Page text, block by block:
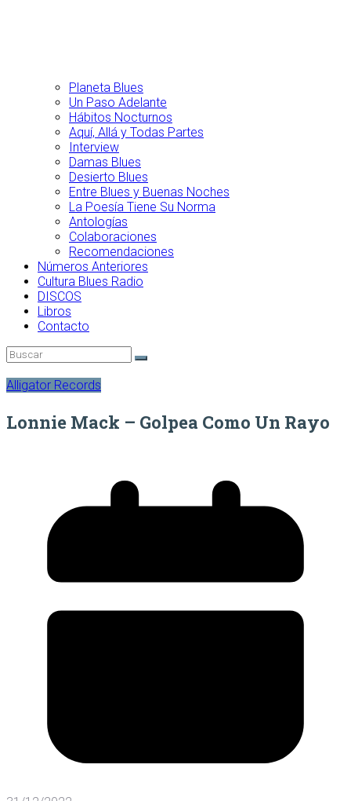
Planeta Blues
Un Paso Adelante
Hábitos Nocturnos
Aquí, Allá y Todas Partes
Interview
Damas Blues
Desierto Blues
Entre Blues y Buenas Noches
La Poesía Tiene Su Norma
Antologías
Colaboraciones
Recomendaciones
Números Anteriores
Cultura Blues Radio
DISCOS
Libros
Contacto
Alligator Records
Lonnie Mack – Golpea Como Un Rayo